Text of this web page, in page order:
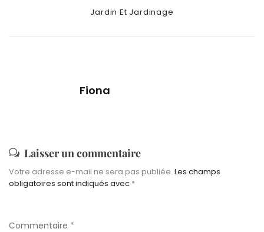
Categories
Jardin Et Jardinage
Fiona
Laisser un commentaire
Votre adresse e-mail ne sera pas publiée. Les champs
obligatoires sont indiqués avec *
Commentaire *